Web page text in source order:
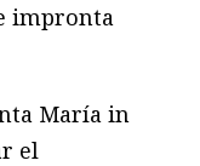
impronta
María in
el